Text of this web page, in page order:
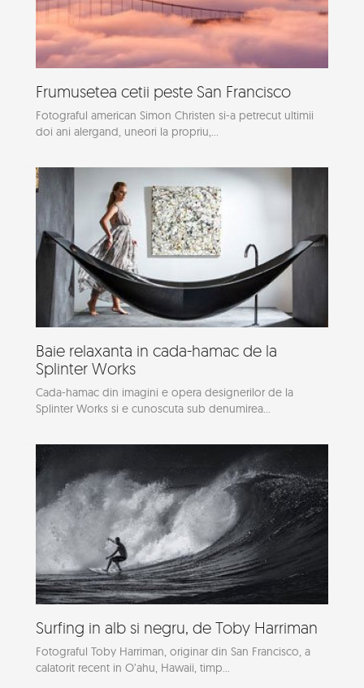
Frumusetea cetii peste San Francisco
Fotograful american Simon Christen si-a petrecut ultimii
doi ani alergand, uneori la propriu,...
Baie relaxanta in cada-hamac de la
Splinter Works
Cada-hamac din imagini e opera designerilor de la
Splinter Works si e cunoscuta sub denumirea...
Surfing in alb si negru, de Toby Harriman
Fotograful Toby Harriman, originar din San Francisco, a
calatorit recent in O’ahu, Hawaii, timp...